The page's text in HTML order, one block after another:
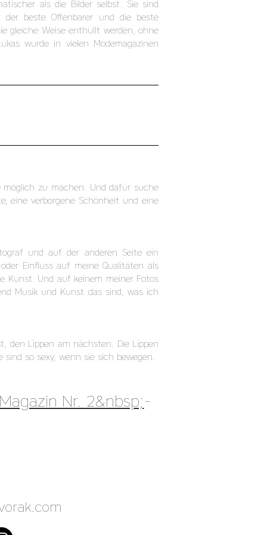
als die Bilder selbst. Sie sind
der beste Offenbarer und die beste
gleiche Weise enthüllt werden, ohne
wurde in vielen Modemagazinen
zu machen. Und dafür suche
eine verborgene Schönheit und eine
und auf der anderen Seite ein
Einfluss auf meine Qualitäten als
Kunst. Und auf keinem meiner Fotos
Musik und Kunst das sind, was ich
den Lippen am nächsten. Die Lippen
so sexy, wenn sie sich bewegen.
Nr. 2&nbsp;-